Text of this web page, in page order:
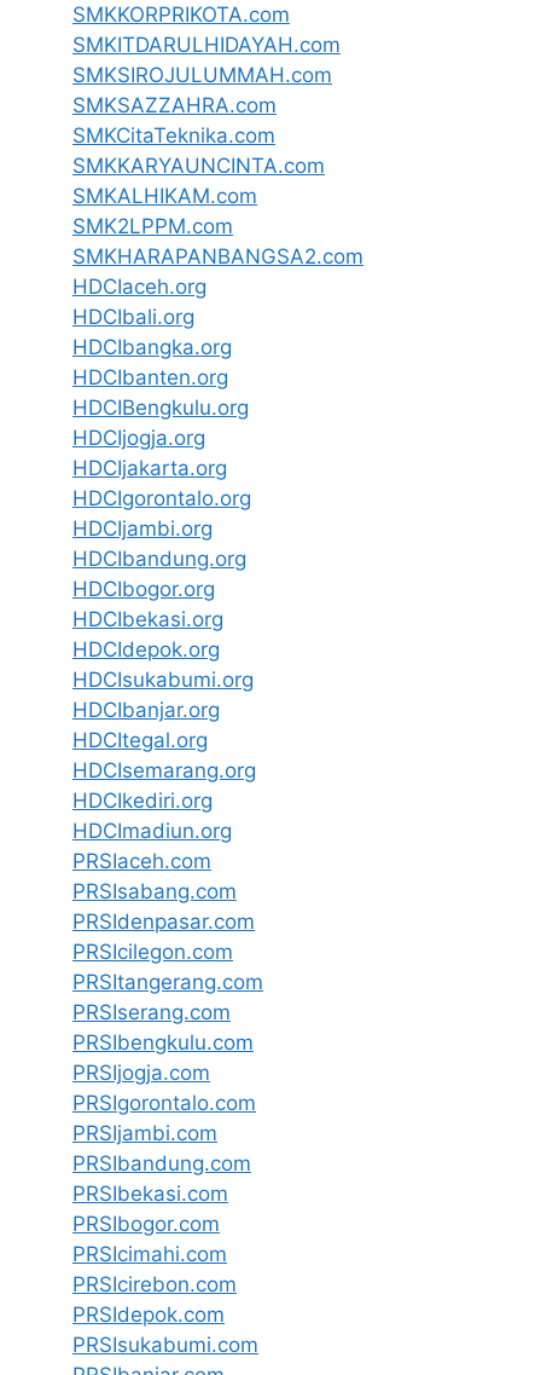
SMKKORPRIKOTA.com
SMKITDARULHIDAYAH.com
SMKSIROJULUMMAH.com
SMKSAZZAHRA.com
SMKCitaTeknika.com
SMKKARYAUNCINTA.com
SMKALHIKAM.com
SMK2LPPM.com
SMKHARAPANBANGSA2.com
HDCIaceh.org
HDCIbali.org
HDCIbangka.org
HDCIbanten.org
HDCIBengkulu.org
HDCIjogja.org
HDCIjakarta.org
HDCIgorontalo.org
HDCIjambi.org
HDCIbandung.org
HDCIbogor.org
HDCIbekasi.org
HDCIdepok.org
HDCIsukabumi.org
HDCIbanjar.org
HDCItegal.org
HDCIsemarang.org
HDCIkediri.org
HDCImadiun.org
PRSIaceh.com
PRSIsabang.com
PRSIdenpasar.com
PRSIcilegon.com
PRSItangerang.com
PRSIserang.com
PRSIbengkulu.com
PRSIjogja.com
PRSIgorontalo.com
PRSIjambi.com
PRSIbandung.com
PRSIbekasi.com
PRSIbogor.com
PRSIcimahi.com
PRSIcirebon.com
PRSIdepok.com
PRSIsukabumi.com